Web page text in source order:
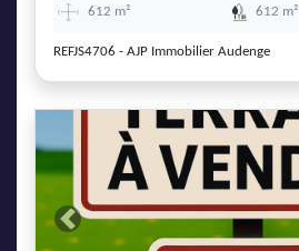
612 m² 612 m²
REFJS4706 - AJP Immobilier Audenge
Previous